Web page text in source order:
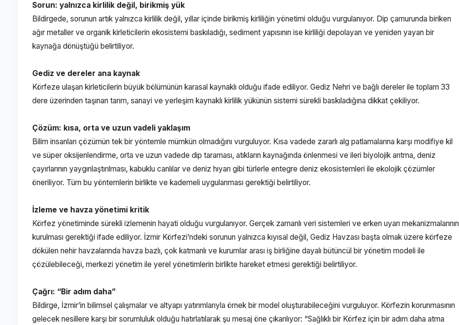
Sorun: yalnızca kirlilik değil, birikmiş yük
Bildirgede, sorunun artık yalnızca kirlilik değil, yıllar içinde birikmiş kirliliğin yönetimi olduğu vurgulanıyor. Dip çamurunda biriken
ağır metaller ve organik kirleticilerin ekosistemi baskıladığı, sediment yapısının ise kirliliği depolayan ve yeniden yayan bir
kaynağa dönüştüğü belirtiliyor.
Gediz ve dereler ana kaynak
Körfeze ulaşan kirleticilerin büyük bölümünün karasal kaynaklı olduğu ifade ediliyor. Gediz Nehri ve bağlı dereler ile toplam 33
dere üzerinden taşınan tarım, sanayi ve yerleşim kaynaklı kirlilik yükünün sistemi sürekli baskıladığına dikkat çekiliyor.
Çözüm: kısa, orta ve uzun vadeli yaklaşım
Bilim insanları çözümün tek bir yöntemle mümkün olmadığını vurguluyor. Kısa vadede zararlı alg patlamalarına karşı modifiye kil
ve süper oksijenlendirme, orta ve uzun vadede dip taraması, atıkların kaynağında önlenmesi ve ileri biyolojik arıtma, deniz
çayırlarının yaygınlaştırılması, kabuklu canlılar ve deniz hıyarı gibi türlerle entegre deniz ekosistemleri ile ekolojik çözümler
öneriliyor. Tüm bu yöntemlerin birlikte ve kademeli uygulanması gerektiği belirtiliyor.
İzleme ve havza yönetimi kritik
Körfez yönetiminde sürekli izlemenin hayati olduğu vurgulanıyor. Gerçek zamanlı veri sistemleri ve erken uyarı mekanizmalarının
kurulması gerektiği ifade ediliyor. İzmir Körfezi’ndeki sorunun yalnızca kıyısal değil, Gediz Havzası başta olmak üzere körfeze
dökülen nehir havzalarında havza bazlı, çok katmanlı ve kurumlar arası iş birliğine dayalı bütüncül bir yönetim modeli ile
çözülebileceği, merkezi yönetim ile yerel yönetimlerin birlikte hareket etmesi gerektiği belirtiliyor.
Çağrı: “Bir adım daha”
Bildirge, İzmir’in bilimsel çalışmalar ve altyapı yatırımlarıyla örnek bir model oluşturabileceğini vurguluyor. Körfezin korunmasının
gelecek nesillere karşı bir sorumluluk olduğu hatırlatılarak şu mesaj öne çıkarılıyor: “Sağlıklı bir Körfez için bir adım daha atma